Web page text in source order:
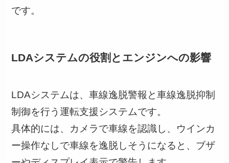
です。
LDAシステムの役割とエンジンへの影響
LDAシステムは、車線逸脱警報と車線逸脱抑制
制御を行う運転支援システムです。
具体的には、カメラで車線を認識し、ウインカ
ー操作なしで車線を逸脱しそうになると、ブザ